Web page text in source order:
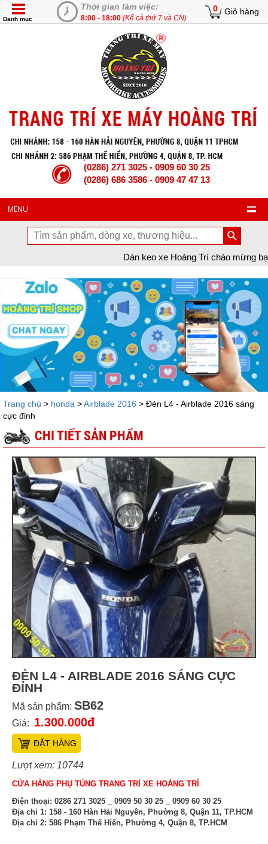
Thời gian làm việc:
8:00 - 18:00 (Kể cả thứ 7 và CN)
0 Giỏ hàng
Danh mục
(0286) 271 3025 - 0909 60 30 25
(0286) 686 3586 - 0909 47 47 13
MENU
Dán keo xe Hoàng Trí chào mừng bạn đã ghé thăm
Trang chủ > honda >Airblade 2016 > Đèn L4 - Airblade 2016 sáng
cực đỉnh
CHI TIẾT SẢN PHẨM
ĐÈN L4 - AIRBLADE 2016 SÁNG CỰC
ĐỈNH
Mã sản phẩm: SB62
Giá: 1.300.000đ
ĐẶT HÀNG
Lượt xem: 10744
CỬA HÀNG PHỤ TÙNG TRANG TRÍ XE HOÀNG TRÍ
Điện thoại: 0286 271 3025 _ 0909 50 30 25 _ 0909 60 30 25
Địa chỉ 1: 158 - 160 Hàn Hải Nguyên, Phường 8, Quận 11, TP.HCM
Địa chỉ 2: 586 Phạm Thế Hiển, Phường 4, Quận 8, TP.HCM